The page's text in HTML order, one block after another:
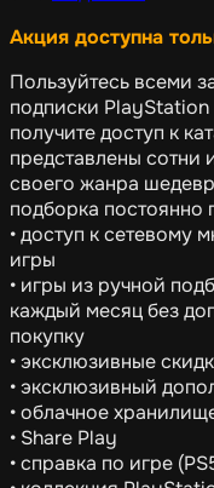
Акция доступна
Пользуйтесь всеми
подписки
получите доступ к
представлены сотни
своего жанра
подборка постоянно
• доступ к сетевому
игры
• игры из ручной
каждый месяц без
покупку
• эксклюзивные
• эксклюзивный
• облачное
• Share Play
• справка по игре